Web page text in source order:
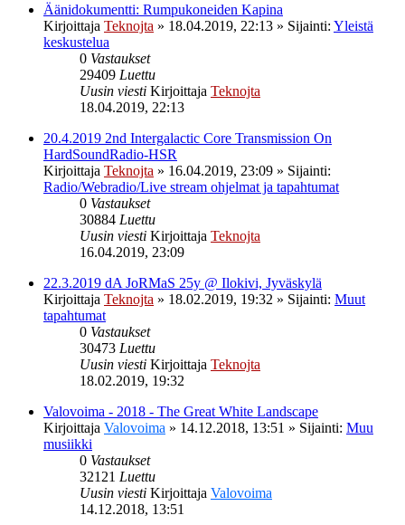
Äänidokumentti: Rumpukoneiden Kapina
Kirjoittaja Teknojta » 18.04.2019, 22:13 » Sijainti: Yleistä
keskustelua
0 Vastaukset
29409 Luettu
Uusin viesti Kirjoittaja Teknojta
18.04.2019, 22:13
20.4.2019 2nd Intergalactic Core Transmission On
HardSoundRadio-HSR
Kirjoittaja Teknojta » 16.04.2019, 23:09 » Sijainti:
Radio/Webradio/Live stream ohjelmat ja tapahtumat
0 Vastaukset
30884 Luettu
Uusin viesti Kirjoittaja Teknojta
16.04.2019, 23:09
22.3.2019 dA JoRMaS 25y @ Ilokivi, Jyväskylä
Kirjoittaja Teknojta » 18.02.2019, 19:32 » Sijainti: Muut
tapahtumat
0 Vastaukset
30473 Luettu
Uusin viesti Kirjoittaja Teknojta
18.02.2019, 19:32
Valovoima - 2018 - The Great White Landscape
Kirjoittaja Valovoima » 14.12.2018, 13:51 » Sijainti: Muu
musiikki
0 Vastaukset
32121 Luettu
Uusin viesti Kirjoittaja Valovoima
14.12.2018, 13:51